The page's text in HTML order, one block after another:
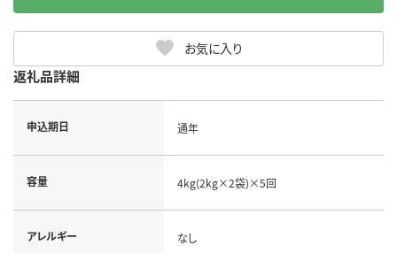
お気に入り
返礼品詳細
申込期日 通年
容量 4kg(2kg×2袋)×5回
アレルギー なし